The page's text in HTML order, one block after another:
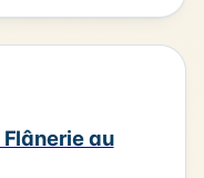
environ 2km en 1
de cette fête
!
Flânerie au